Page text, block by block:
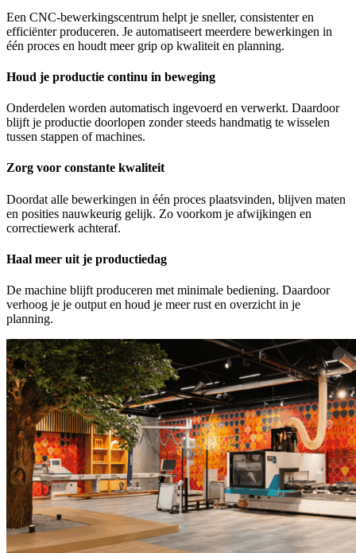
Een CNC-bewerkingscentrum helpt je sneller, consistenter en
efficiënter produceren. Je automatiseert meerdere bewerkingen in
één proces en houdt meer grip op kwaliteit en planning.
Houd je productie continu in beweging
Onderdelen worden automatisch ingevoerd en verwerkt. Daardoor
blijft je productie doorlopen zonder steeds handmatig te wisselen
tussen stappen of machines.
Zorg voor constante kwaliteit
Doordat alle bewerkingen in één proces plaatsvinden, blijven maten
en posities nauwkeurig gelijk. Zo voorkom je afwijkingen en
correctiewerk achteraf.
Haal meer uit je productiedag
De machine blijft produceren met minimale bediening. Daardoor
verhoog je je output en houd je meer rust en overzicht in je
planning.